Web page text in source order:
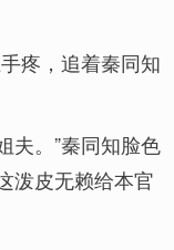
疼，追着秦同知
夫。”秦同知脸色
泼皮无赖给本官